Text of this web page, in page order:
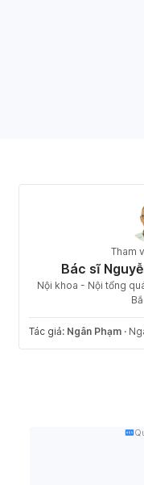
Tham
Bác sĩ
Nội khoa - Nội tổng
Tác giả: Ngân Phạm ·